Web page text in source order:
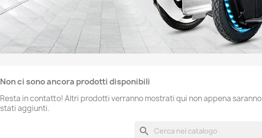
Non ci sono ancora prodotti disponibili
Resta in contatto! Altri prodotti verranno mostrati qui non appena saranno
stati aggiunti.
search